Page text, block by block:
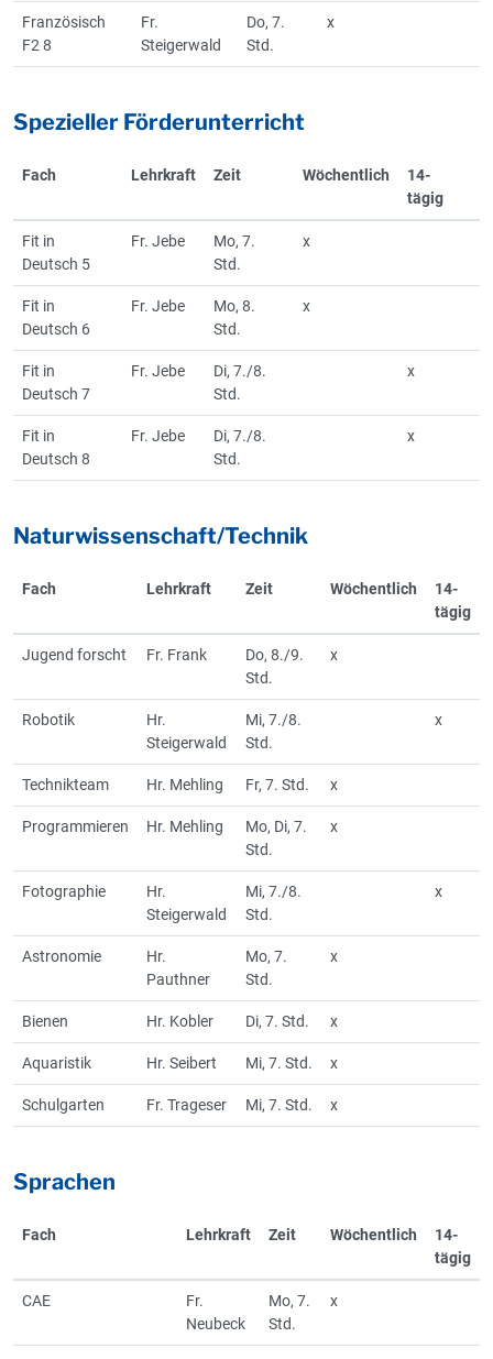
Französisch
F2 8
Fr.
Steigerwald
Do, 7.
Std.
x
Spezieller Förderunterricht
Fach Lehrkraft Zeit Wöchentlich
14-
tägig
Fit in
Deutsch 5
Fr. Jebe
Mo, 7.
Std.
x
Fit in
Deutsch 6
Fr. Jebe
Mo, 8.
Std.
x
Fit in
Deutsch 7
Fr. Jebe
Di, 7./8.
Std.
x
Fit in
Deutsch 8
Fr. Jebe
Di, 7./8.
Std.
x
Naturwissenschaft/Technik
Fach Lehrkraft Zeit Wöchentlich
14-
tägig
Jugend forscht Fr. Frank
Do, 8./9.
Std.
x
Robotik
Hr.
Steigerwald
Mi, 7./8.
Std.
x
Technikteam Hr. Mehling Fr, 7. Std. x
Programmieren Hr. Mehling
Mo, Di, 7.
Std.
x
Fotographie
Hr.
Steigerwald
Mi, 7./8.
Std.
x
Astronomie
Hr.
Pauthner
Mo, 7.
Std.
x
Bienen Hr. Kobler Di, 7. Std. x
Aquaristik Hr. Seibert Mi, 7. Std. x
Schulgarten Fr. Trageser Mi, 7. Std. x
Sprachen
Fach Lehrkraft Zeit Wöchentlich
14-
tägig
CAE
Fr.
Neubeck
Mo, 7.
Std.
x